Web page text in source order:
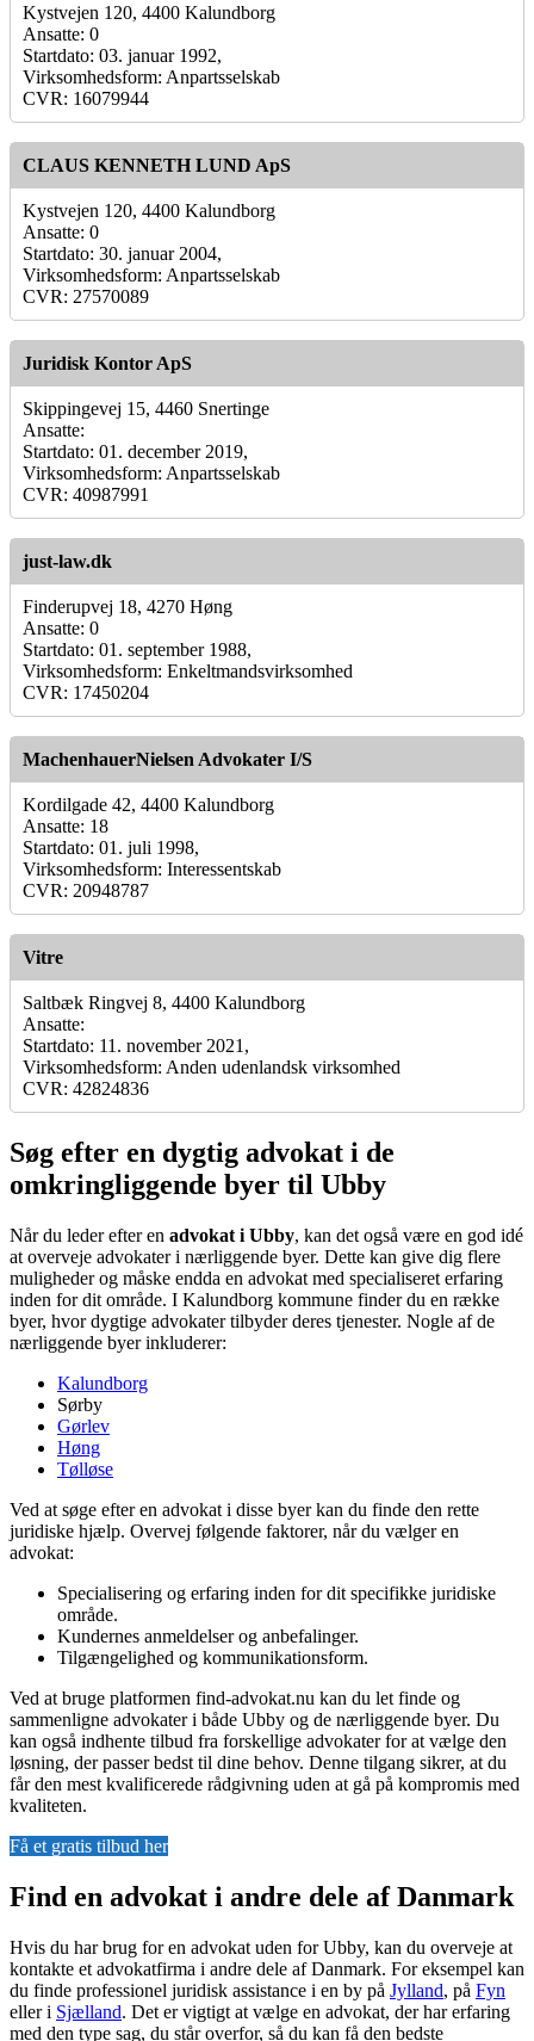
Kystvejen 120, 4400 Kalundborg
Ansatte: 0
Startdato: 03. januar 1992,
Virksomhedsform: Anpartsselskab
CVR: 16079944
CLAUS KENNETH LUND ApS
Kystvejen 120, 4400 Kalundborg
Ansatte: 0
Startdato: 30. januar 2004,
Virksomhedsform: Anpartsselskab
CVR: 27570089
Juridisk Kontor ApS
Skippingevej 15, 4460 Snertinge
Ansatte:
Startdato: 01. december 2019,
Virksomhedsform: Anpartsselskab
CVR: 40987991
just-law.dk
Finderupvej 18, 4270 Høng
Ansatte: 0
Startdato: 01. september 1988,
Virksomhedsform: Enkeltmandsvirksomhed
CVR: 17450204
MachenhauerNielsen Advokater I/S
Kordilgade 42, 4400 Kalundborg
Ansatte: 18
Startdato: 01. juli 1998,
Virksomhedsform: Interessentskab
CVR: 20948787
Vitre
Saltbæk Ringvej 8, 4400 Kalundborg
Ansatte:
Startdato: 11. november 2021,
Virksomhedsform: Anden udenlandsk virksomhed
CVR: 42824836
Søg efter en dygtig advokat i de
omkringliggende byer til Ubby
Når du leder efter en advokat i Ubby, kan det også være en god idé
at overveje advokater i nærliggende byer. Dette kan give dig flere
muligheder og måske endda en advokat med specialiseret erfaring
inden for dit område. I Kalundborg kommune finder du en række
byer, hvor dygtige advokater tilbyder deres tjenester. Nogle af de
nærliggende byer inkluderer:
Kalundborg
Sørby
Gørlev
Høng
Tølløse
Ved at søge efter en advokat i disse byer kan du finde den rette
juridiske hjælp. Overvej følgende faktorer, når du vælger en
advokat:
Specialisering og erfaring inden for dit specifikke juridiske
område.
Kundernes anmeldelser og anbefalinger.
Tilgængelighed og kommunikationsform.
Ved at bruge platformen find-advokat.nu kan du let finde og
sammenligne advokater i både Ubby og de nærliggende byer. Du
kan også indhente tilbud fra forskellige advokater for at vælge den
løsning, der passer bedst til dine behov. Denne tilgang sikrer, at du
får den mest kvalificerede rådgivning uden at gå på kompromis med
kvaliteten.
Få et gratis tilbud her
Find en advokat i andre dele af Danmark
Hvis du har brug for en advokat uden for Ubby, kan du overveje at
kontakte et advokatfirma i andre dele af Danmark. For eksempel kan
du finde professionel juridisk assistance i en by på Jylland, på Fyn
eller i Sjælland. Det er vigtigt at vælge en advokat, der har erfaring
med den type sag, du står overfor, så du kan få den bedste